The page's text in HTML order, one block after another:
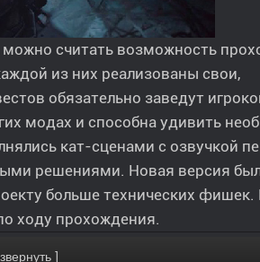
считать возможность
из них реализованы свои,
обязательно заведут
модах и способна удивить
кат-сценами с озвучкой
решениями. Новая версия
больше технических
ходу прохождения.